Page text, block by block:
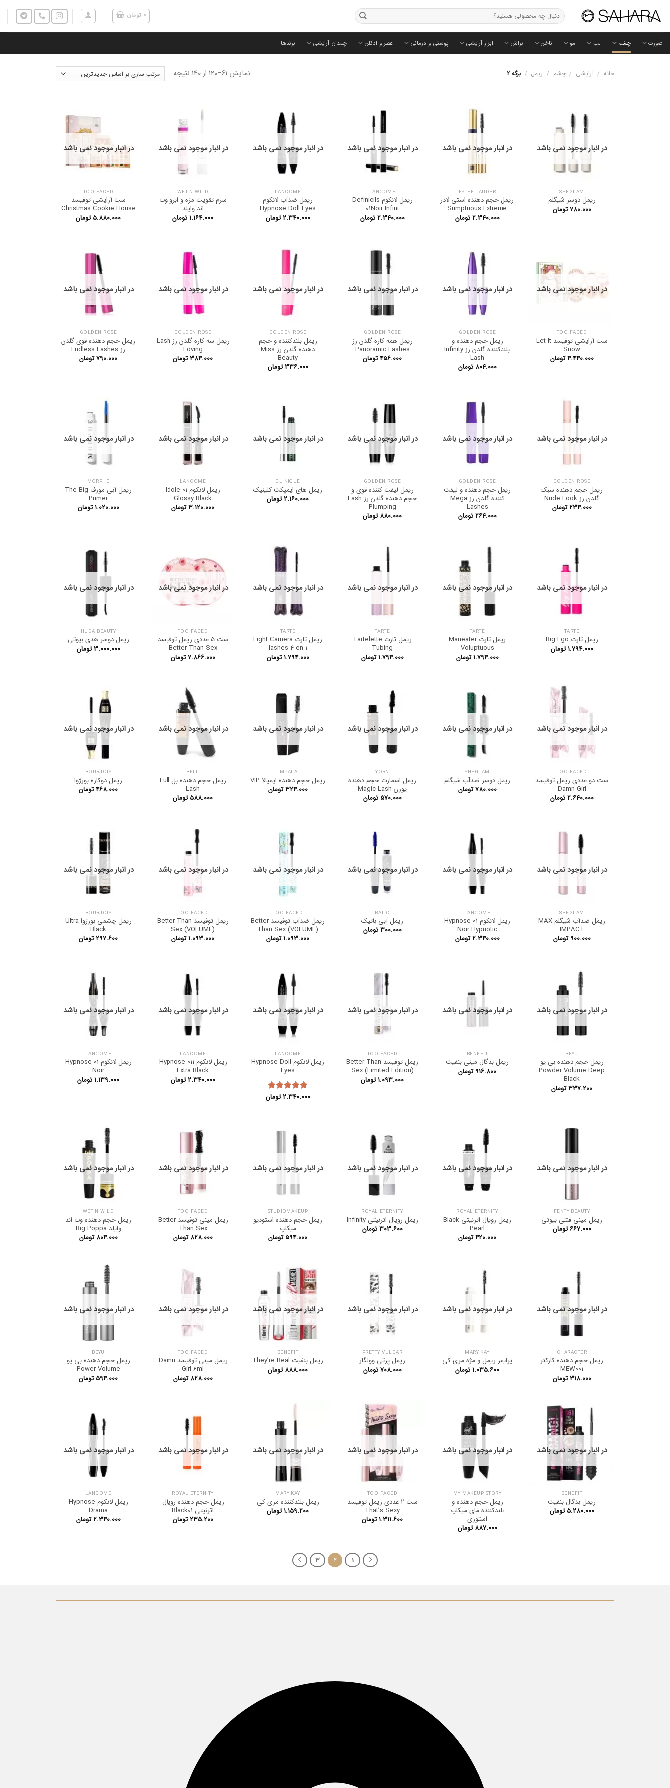
جستجو
برای:
۰ تومان
صورت چشم لب مو ناخن براش ابزار آرایشی پوستی و درمانی عطر و ادکلن چمدان آرایشی برندها
خانه / آرایشی / چشم / ریمل / برگه 2 نمایش 61–120 از 140 نتیجه
در انبار موجود نمی باشد
SHEGLAM
ریمل دوسر شیگلم
۷۸۰.۰۰۰ تومان
در انبار موجود نمی باشد
ESTEE LAUDER
ریمل حجم دهنده استی لادر
Sumptuous Extreme
۲.۳۴۰.۰۰۰ تومان
در انبار موجود نمی باشد
LANCOME
ریمل لانکوم Definicils
01Noir Infini
۲.۳۴۰.۰۰۰ تومان
در انبار موجود نمی باشد
LANCOME
ریمل ضدآب لانکوم
Hypnose Doll Eyes
۲.۳۴۰.۰۰۰ تومان
در انبار موجود نمی باشد
WET N WILD
سرم تقویت مژه و ابرو وت
اند وایلد
۱.۱۶۴.۰۰۰تومان
در انبار موجود نمی باشد
TOO FACED
ست آرایشی توفیسد
Christmas Cookie House
۵.۸۸۰.۰۰۰ تومان
در انبار موجود نمی باشد
TOO FACED
ست آرایشی توفیسد Let It
Snow
۴.۴۴۰.۰۰۰ تومان
در انبار موجود نمی باشد
GOLDEN ROSE
ریمل حجم دهنده و
بلندکننده گلدن رز Infinity
Lash
۸۰۴.۰۰۰ تومان
در انبار موجود نمی باشد
GOLDEN ROSE
ریمل همه کاره گلدن رز
Panoramic Lashes
۴۵۶.۰۰۰تومان
در انبار موجود نمی باشد
GOLDEN ROSE
ریمل بلندکننده و حجم
دهنده گلدن رز Miss
Beauty
۳۳۶.۰۰۰ تومان
در انبار موجود نمی باشد
GOLDEN ROSE
ریمل سه کاره گلدن رز Lash
Loving
۳۸۴.۰۰۰تومان
در انبار موجود نمی باشد
GOLDEN ROSE
ریمل حجم دهنده قوی گلدن
رز Endless Lashes
۷۹۰.۰۰۰تومان
در انبار موجود نمی باشد
GOLDEN ROSE
ریمل حجم دهنده سبک
گلدن رز Nude Look
۲۳۴.۰۰۰ تومان
در انبار موجود نمی باشد
GOLDEN ROSE
ریمل حجم دهنده و لیفت
کننده گلدن رز Mega
Lashes
۲۶۴.۰۰۰ تومان
در انبار موجود نمی باشد
GOLDEN ROSE
ریمل لیفت کننده قوی و
حجم دهنده گلدن رز Lash
Plumping
۸۸۰.۰۰۰ تومان
در انبار موجود نمی باشد
CLINIQUE
ریمل های ایمپکت کلینیک
۲.۱۶۰.۰۰۰تومان
در انبار موجود نمی باشد
LANCOME
ریمل لانکوم Idole 01
Glossy Black
۳.۱۲۰.۰۰۰تومان
در انبار موجود نمی باشد
MORPHE
ریمل آبی مورف The Big
Primer
۱.۰۲۰.۰۰۰ تومان
در انبار موجود نمی باشد
TARTE
ریمل تارت Big Ego
۱.۷۹۴.۰۰۰ تومان
در انبار موجود نمی باشد
TARTE
ریمل تارت Maneater
Voluptuous
۱.۷۹۴.۰۰۰ تومان
در انبار موجود نمی باشد
TARTE
ریمل تارت Tartelette
Tubing
۱.۷۹۴.۰۰۰ تومان
در انبار موجود نمی باشد
TARTE
ریمل تارت Light Camera
lashes 4-en-1
۱.۷۹۴.۰۰۰ تومان
در انبار موجود نمی باشد
TOO FACED
ست 5 عددی ریمل توفیسد
Better Than Sex
۷.۸۶۶.۰۰۰ تومان
در انبار موجود نمی باشد
HUDA BEAUTY
ریمل دوسر هدی بیوتی
۳.۰۰۰.۰۰۰ تومان
در انبار موجود نمی باشد
TOO FACED
ست دو عددی ریمل توفیسد
Damn Girl
۲.۶۴۰.۰۰۰ تومان
در انبار موجود نمی باشد
SHEGLAM
ریمل دوسر ضدآب شیگلم
۷۸۰.۰۰۰ تومان
در انبار موجود نمی باشد
YORN
ریمل اسمارت حجم دهنده
یورن Magic Lash
۵۷۰.۰۰۰ تومان
در انبار موجود نمی باشد
IMPALA
ریمل حجم دهنده ایمپالا VIP
۳۲۴.۰۰۰ تومان
در انبار موجود نمی باشد
BELL
ریمل حجم دهنده بل Full
Lash
۵۸۸.۰۰۰ تومان
در انبار موجود نمی باشد
BOURJOIS
ریمل دوکاره بورژوا
۴۶۸.۰۰۰تومان
در انبار موجود نمی باشد
SHEGLAM
ریمل ضدآب شیگلم MAX
IMPACT
۹۰۰.۰۰۰ تومان
در انبار موجود نمی باشد
LANCOME
ریمل لانکوم Hypnose 01
Noir Hypnotic
۲.۳۴۰.۰۰۰ تومان
در انبار موجود نمی باشد
BATIC
ریمل آبی باتیک
۳۰۰.۰۰۰ تومان
در انبار موجود نمی باشد
TOO FACED
ریمل ضدآب توفیسد Better
Than Sex (VOLUME)
۱.۰۹۳.۰۰۰تومان
در انبار موجود نمی باشد
TOO FACED
ریمل توفیسد Better Than
Sex (VOLUME)
۱.۰۹۳.۰۰۰تومان
در انبار موجود نمی باشد
BOURJOIS
ریمل چشمی بورژوا Ultra
Black
۲۹۷.۶۰۰تومان
در انبار موجود نمی باشد
BEYU
ریمل حجم دهنده بی یو
Powder Volume Deep
Black
۳۳۷.۲۰۰تومان
در انبار موجود نمی باشد
BENEFIT
ریمل بدگال مینی بنفیت
۹۱۶.۸۰۰ تومان
در انبار موجود نمی باشد
TOO FACED
ریمل توفیسد Better Than
Sex (Limited Edition)
۱.۰۹۳.۰۰۰تومان
در انبار موجود نمی باشد
LANCOME
ریمل لانکوم Hypnose Doll
Eyes
نمره5.00۲.۳۴۰.۰۰۰ تومان
در انبار موجود نمی باشد
LANCOME
ریمل لانکوم Hypnose 011
Extra Black
۲.۳۴۰.۰۰۰ تومان
در انبار موجود نمی باشد
LANCOME
ریمل لانکوم Hypnose 01
Noir
۱.۱۳۹.۰۰۰تومان
در انبار موجود نمی باشد
FENTY BEAUTY
ریمل مینی فنتی بیوتی
۶۶۷.۰۰۰ تومان
در انبار موجود نمی باشد
ROYAL ETERNITY
ریمل رویال اترنیتی Black
Pearl
۴۲۰.۰۰۰تومان
در انبار موجود نمی باشد
ROYAL ETERNITY
ریمل رویال اترنیتی Infinity
۳۰۳.۶۰۰ تومان
در انبار موجود نمی باشد
STUDIOMAKEUP
ریمل حجم دهنده استودیو
میکاپ
۵۹۴.۰۰۰ تومان
در انبار موجود نمی باشد
TOO FACED
ریمل مینی توفیسد Better
Than Sex
۸۲۸.۰۰۰ تومان
در انبار موجود نمی باشد
WET N WILD
ریمل حجم دهنده وت اند
وایلد Big Poppa
۸۰۴.۰۰۰ تومان
در انبار موجود نمی باشد
CHARACTER
ریمل حجم دهنده کارکتر
MEW001
۳۱۸.۰۰۰ تومان
در انبار موجود نمی باشد
MARY KAY
پرایمر ریمل و مژه مری کی
۱.۰۳۵.۶۰۰تومان
در انبار موجود نمی باشد
PRETTY VULGAR
ریمل پرتی وولگار
۷۰۸.۰۰۰ تومان
در انبار موجود نمی باشد
BENEFIT
ریمل بنفیت They’re Real
۸۸۸.۰۰۰ تومان
در انبار موجود نمی باشد
TOO FACED
ریمل مینی توفیسد Damn
Girl 6ml
۸۲۸.۰۰۰ تومان
در انبار موجود نمی باشد
BEYU
ریمل حجم دهنده بی یو
Power Volume
۵۹۴.۰۰۰ تومان
در انبار موجود نمی باشد
BENEFIT
ریمل بدگال بنفیت
۵.۲۸۰.۰۰۰ تومان
در انبار موجود نمی باشد
MY MAKEUP STORY
ریمل حجم دهنده و
بلندکننده مای میکاپ
استوری
۸۸۷.۰۰۰ تومان
در انبار موجود نمی باشد
TOO FACED
ست 2 عددی ریمل توفیسد
That’s Sexy
۱.۳۱۱.۶۰۰تومان
در انبار موجود نمی باشد
MARY KAY
ریمل بلندکننده مری کی
۱.۱۵۹.۲۰۰تومان
در انبار موجود نمی باشد
ROYAL ETERNITY
ریمل حجم دهنده رویال
اترنیتی Black01
۲۳۵.۲۰۰ تومان
در انبار موجود نمی باشد
LANCOME
ریمل لانکوم Hypnose
Drama
۲.۳۴۰.۰۰۰ تومان
1
2
3